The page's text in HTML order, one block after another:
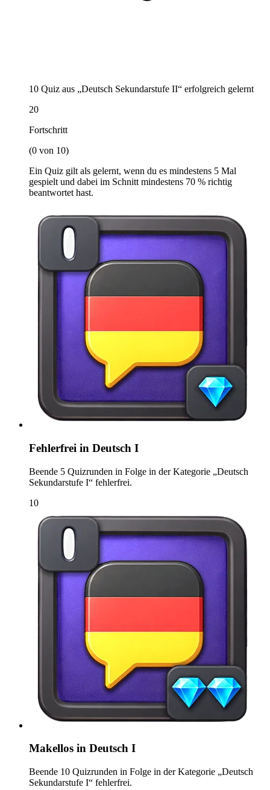
10 Quiz aus „Deutsch Sekundarstufe II“ erfolgreich gelernt
20
Fortschritt
(0 von 10)
Ein Quiz gilt als gelernt, wenn du es mindestens 5 Mal
gespielt und dabei im Schnitt mindestens 70 % richtig
beantwortet hast.
Fehlerfrei in Deutsch I
Beende 5 Quizrunden in Folge in der Kategorie „Deutsch
Sekundarstufe I“ fehlerfrei.
10
Makellos in Deutsch I
Beende 10 Quizrunden in Folge in der Kategorie „Deutsch
Sekundarstufe I“ fehlerfrei.